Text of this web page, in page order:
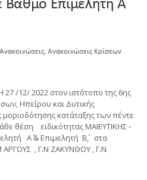
Επιμελητή Α΄
Ανακοινώσεις, Ανακοινώσεις Κρίσεων
/12/ 2022 στον ιστότοπο της 6ης
Ηπείρου και Δυτικής
κατάταξης των πέντε
θέση ειδικότητας ΜΑΙΕΥΤΙΚΗΣ -
Α΄ & Επιμελητή Β΄, στα
ΑΡΓΟΥΣ , Γ.Ν ΖΑΚΥΝΘΟΥ , Γ.Ν